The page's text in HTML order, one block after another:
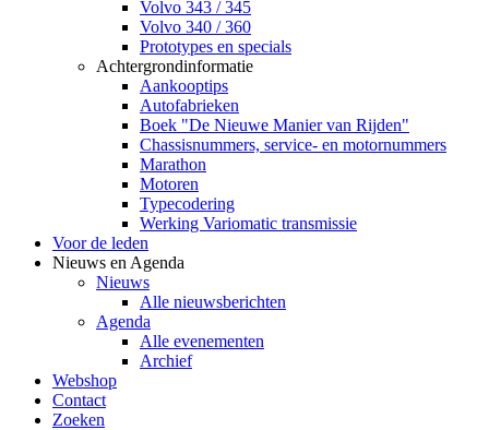
Volvo 343 / 345
Volvo 340 / 360
Prototypes en specials
Achtergrondinformatie
Aankooptips
Autofabrieken
Boek "De Nieuwe Manier van Rijden"
Chassisnummers, service- en motornummers
Marathon
Motoren
Typecodering
Werking Variomatic transmissie
Voor de leden
Nieuws en Agenda
Nieuws
Alle nieuwsberichten
Agenda
Alle evenementen
Archief
Webshop
Contact
Zoeken